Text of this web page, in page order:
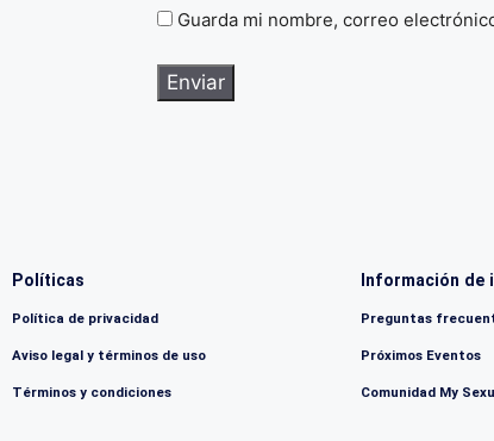
Guarda mi nombre, correo
Políticas
Política de privacidad
Aviso legal y términos de uso
Términos y condiciones
Información de
Preguntas
Próximos Eventos
Comunidad My